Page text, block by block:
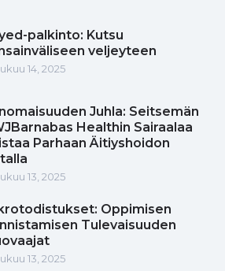
palkinto: Kutsu
veljeyteen
14, 2025
Juhla: Seitsemän
Healthin Sairaalaa
Parhaan Äitiyshoidon
13, 2025
Oppimisen
Tulevaisuuden
13, 2025